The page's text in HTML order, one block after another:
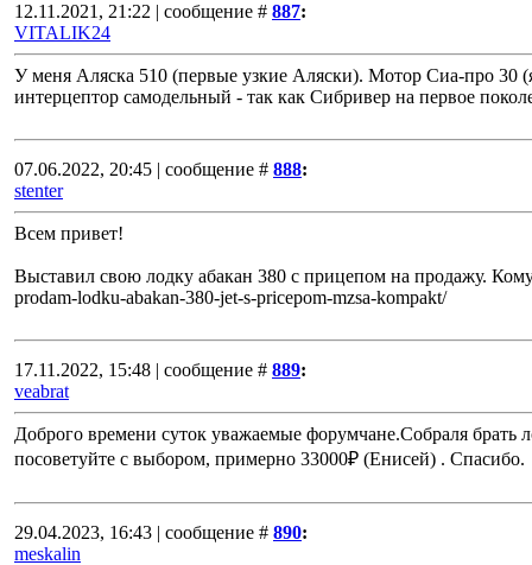
12.11.2021, 21:22 | сообщение # 887:
VITALIK24
У меня Аляска 510 (первые узкие Аляски). Мотор Сиа-про 30
интерцептор самодельный - так как Сибривер на первое
07.06.2022, 20:45 | сообщение # 888:
stenter
Всем привет!
Выставил свою лодку абакан 380 с прицепом на продажу.
prodam-lodku-abakan-380-jet-s-pricepom-mzsa-kompakt/
17.11.2022, 15:48 | сообщение # 889:
veabrat
Доброго времени суток уважаемые форумчане.Собраля
посоветуйте с выбором, примерно 33000₽ (Енисей) . Спасибо.
29.04.2023, 16:43 | сообщение # 890:
meskalin